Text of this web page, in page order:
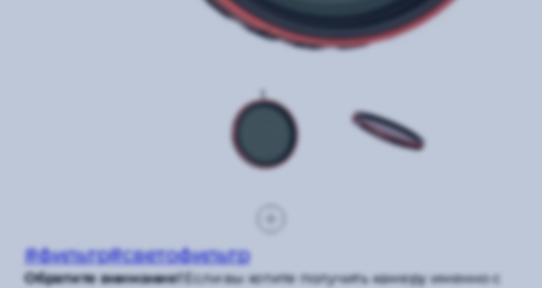
#фильтр#светофильтр
Обратите внимание!Если вы хотите получить камеру именно с